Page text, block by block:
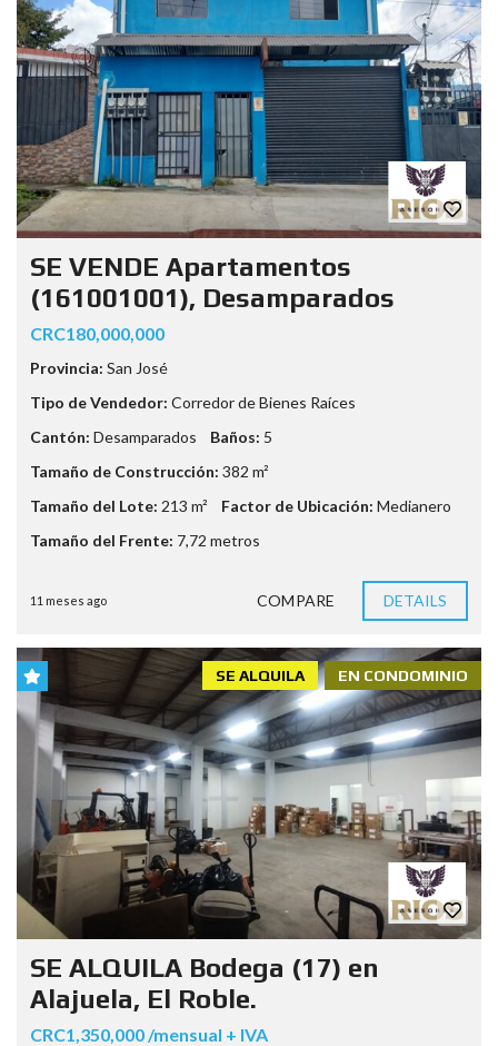
SE VENDE Apartamentos
(161001001), Desamparados
CRC180,000,000
Provincia: San José
Tipo de Vendedor: Corredor de Bienes Raíces
Cantón: Desamparados Baños: 5
Tamaño de Construcción: 382 m²
Tamaño del Lote: 213 m² Factor de Ubicación: Medianero
Tamaño del Frente: 7,72 metros
11 meses ago COMPARE DETAILS
EN CONDOMINIO
SE ALQUILA
SE ALQUILA Bodega (17) en
Alajuela, El Roble.
CRC1,350,000 /mensual + IVA